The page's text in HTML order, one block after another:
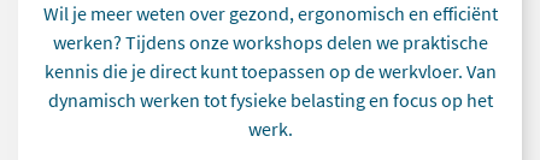
Wil je meer weten over gezond, ergonomisch en efficiënt
werken? Tijdens onze workshops delen we praktische
kennis die je direct kunt toepassen op de werkvloer. Van
dynamisch werken tot fysieke belasting en focus op het
werk.